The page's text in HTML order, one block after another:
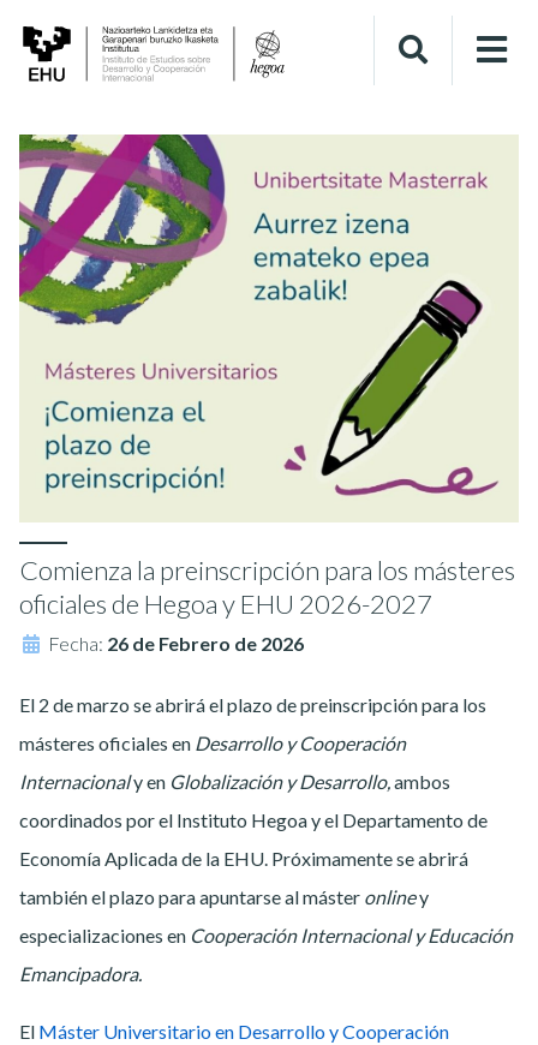
Comienza la preinscripción para los másteres
oficiales de Hegoa y EHU 2026-2027
Fecha: 26 de Febrero de 2026
El 2 de marzo se abrirá el plazo de preinscripción para los
másteres oficiales en Desarrollo y Cooperación
Internacionaly en Globalización y Desarrollo,ambos
coordinados por el Instituto Hegoa y el Departamento de
Economía Aplicada de la EHU. Próximamente se abrirá
también el plazo para apuntarse al máster onliney
especializaciones en Cooperación Internacional y Educación
Emancipadora.
El Máster Universitario en Desarrollo y Cooperación